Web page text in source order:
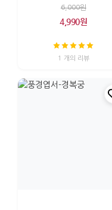
6,000원
4,990원
1 개의 리뷰